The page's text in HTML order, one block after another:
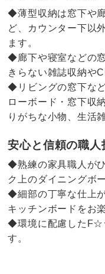
◆薄型収納は窓下や
ど、カウンター下以
ます。
◆廊下や寝室などの
きらない雑誌収納や
◆リビングの窓下な
ローボード・窓下収
りがちな小物、生活
安心と信頼の職
◆熟練の家具職人が
ク上のダイニングボ
◆細部の丁寧な仕上
キッチンボードをお
◆環境に配慮した
す。